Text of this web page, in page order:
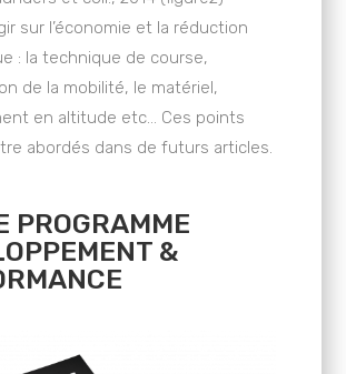
sur l’économie et la réduction
: la technique de course,
de la mobilité, le matériel,
en altitude etc… Ces points
abordés dans de futurs articles.
PROGRAMME
&